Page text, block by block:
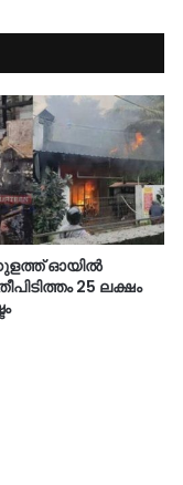
ഓയില്‍
25 ലക്ഷം